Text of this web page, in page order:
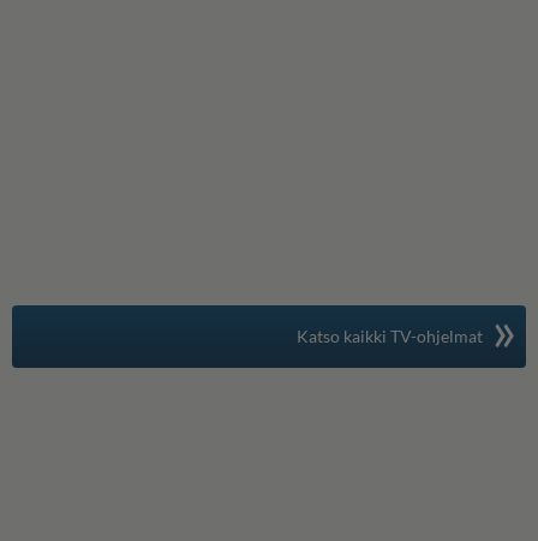
Katso kaikki TV-ohjelmat »